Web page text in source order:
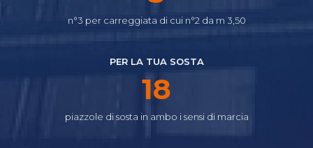
n°3 per carreggiata di cui n°2 da m 3,50
PER LA TUA SOSTA
21
piazzole di sosta in ambo i sensi di marcia